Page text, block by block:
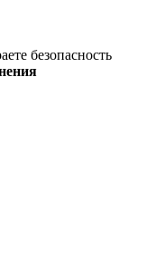
безопасность